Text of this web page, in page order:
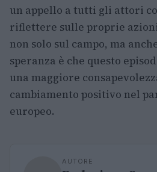
un appello a tutti gli attori
riflettere sulle proprie
non solo sul campo, ma
speranza è che questo
una maggiore
cambiamento positivo nel
europeo.
AUTORE